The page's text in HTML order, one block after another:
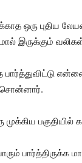
ஒரு புதிய
இருக்கும்
பார்த்துவிட்டு
சொன்னார்.
பகுதியில்
பார்த்திருக்க